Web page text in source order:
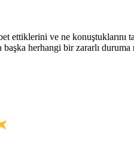
ettiklerini ve ne konuştuklarını
herhangi bir zararlı duruma